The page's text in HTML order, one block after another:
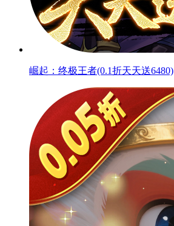
崛起：终极王者(0.1折天天送6480)